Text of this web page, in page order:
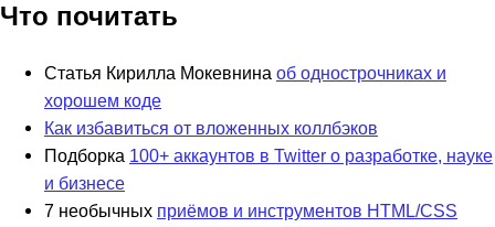
Что почитать
Статья Кирилла Мокевнина об однострочниках и
хорошем коде
Как избавиться от вложенных коллбэков
Подборка 100+ аккаунтов в Twitter о разработке, науке
и бизнесе
7 необычных приёмов и инструментов HTML/CSS